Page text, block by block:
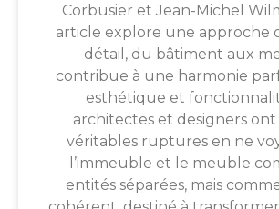
Corbusier et Jean-Michel
article explore une approche
détail, du bâtiment aux
contribue à une harmonie
esthétique et
architectes et designers ont
véritables ruptures en ne
l’immeuble et le meuble
entités séparées, mais